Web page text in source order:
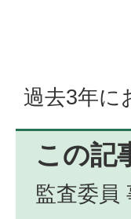
過去3年に
この記
監査委員